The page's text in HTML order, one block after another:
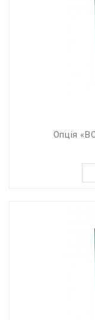
Опція